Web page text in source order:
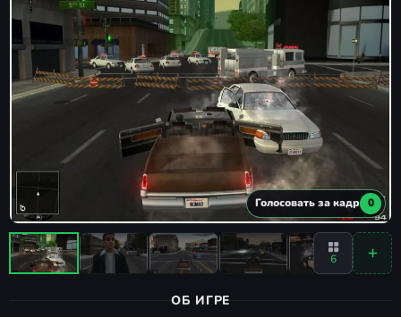
Голосовать за кадр 0
6
ОБ ИГРЕ